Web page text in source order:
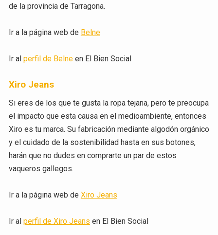
de la provincia de Tarragona.
Ir a la página web de Belne
Ir al perfil de Belneen El Bien Social
Xiro Jeans
Si eres de los que te gusta la ropa tejana, pero te preocupa
el impacto que esta causa en el medioambiente, entonces
Xiro es tu marca. Su fabricación mediante algodón orgánico
y el cuidado de la sostenibilidad hasta en sus botones,
harán que no dudes en comprarte un par de estos
vaqueros gallegos.
Ir a la página web de Xiro Jeans
Ir al perfil de Xiro Jeans en El Bien Social